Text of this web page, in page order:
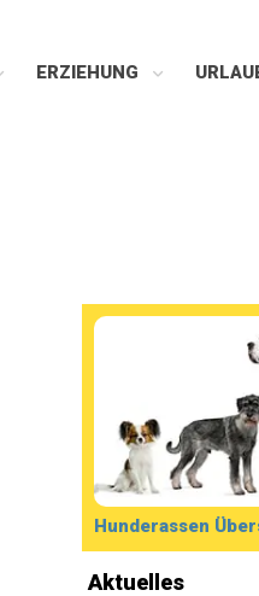
ERZIEHUNG
Hunderassen
Aktuelles